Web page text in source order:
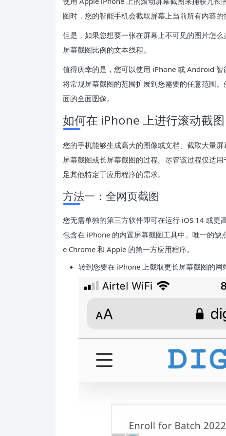
图时，您的智能手机会截取屏幕上当前所有内容的
但是，如果您想要一张在屏幕上不可见的图片怎
屏幕截图比例的文本线程。
值得庆幸的是，您可以使用 iPhone 或 Android
将常规屏幕截图的范围扩展到您需要的任意范围
面的全面图像。
如何在 iPhone 上进行滚动截图
您的手机能够生成高大的图像或文档、截取大量
屏幕截图或长屏幕截图的过程。尽管该过程仅适
足其他特定于应用程序的需求。
方法一：全网页截图
您无需单独的第三方软件即可在运行 iOS 14 或
包含在 iPhone 的内置屏幕截图工具中。唯一的
e Chrome 和 Apple 的第一方应用程序。
转到您要在 iPhone 上截取更长屏幕截图的网